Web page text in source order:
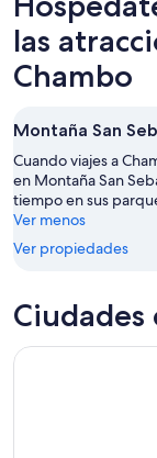
ago
10
ago
mañana
la
noche,
ago
11
ago
Chambo
para
el
próximo
de
14
ago
-
ago
las
Chambo
Montaña San
Cuando viajes a
en Montaña San
tiempo en sus
Ver menos
Ver propiedades
Ciudades